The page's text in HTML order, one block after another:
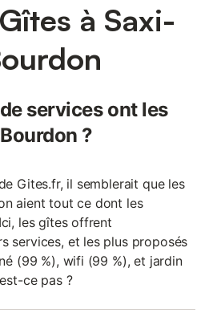
à Saxi-
services ont les
?
Gites.fr, il semblerait que les
aient tout ce dont les
les gîtes offrent
services, et les plus proposés
(99 %), wifi (99 %), et jardin
ce pas ?